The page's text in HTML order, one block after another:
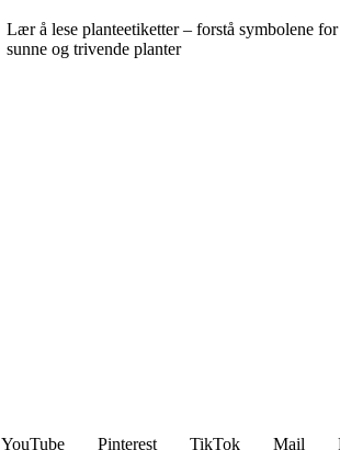
Lær å lese planteetiketter – forstå symbolene for
sunne og trivende planter
YouTube Pinterest TikTok Mail